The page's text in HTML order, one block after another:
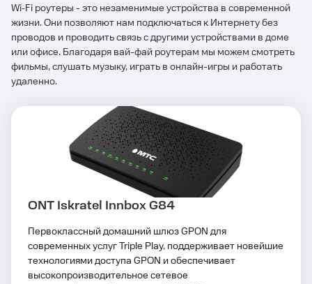
Wi‑Fi роутеры - это незаменимые устройства в современной
жизни. Они позволяют нам подключаться к Интернету без
проводов и проводить связь с другими устройствами в доме
или офисе. Благодаря вай-фай роутерам мы можем смотреть
фильмы, слушать музыку, играть в онлайн-игры и работать
удаленно.
ONT Iskratel Innbox G84
Первоклассный домашний шлюз GPON для
современных услуг Triple Play, поддерживает новейшие
технологиями доступа GPON и обеспечивает
высокопроизводительное сетевое